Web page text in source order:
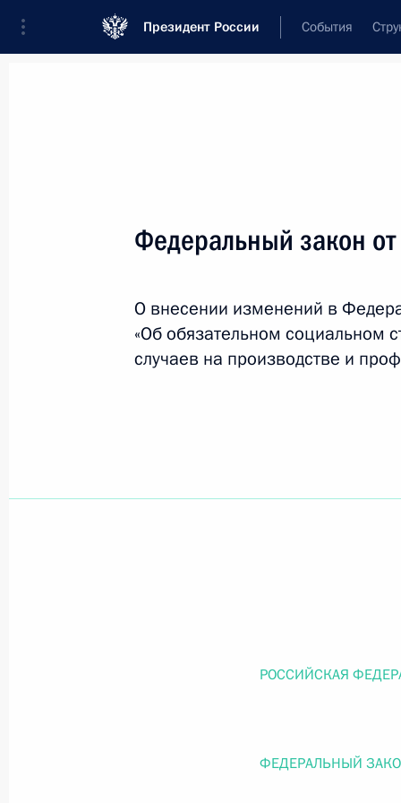
Президент России События
Текст в документе
Вид документа
Все
Федерального закона «Об образовании в
Федеральный закон от
Федеральный закон
О внесении изменений в
«Об обязательном социальном
случаев на производстве и
РОССИЙСКАЯ
ФЕДЕРАЛЬНЫЙ